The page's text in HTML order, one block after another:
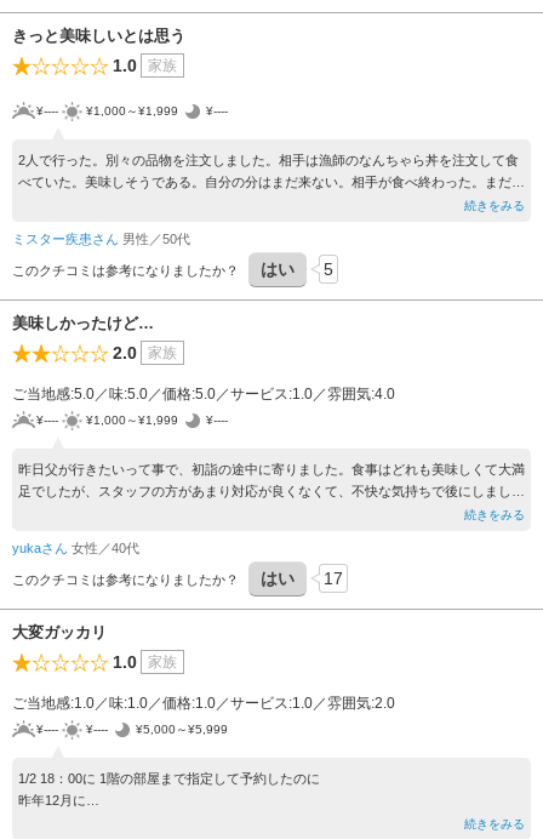
料理は美味しかったけど、鍋から次の料理までの間があきすぎて、別料金で頼んでい
いかと、メンバーに言われるくらいでした。
料理がこないから、締めにラーメンがくることになってたけど、鍋のスープがほとん
ど飲み干されたりしてました。
で、人数や状況によっては違う席になることをわかりやすくした方がいいと思いま
あと、飲み放題プランで、予約したプランにビールが入ってなかったことは、私の確
認不足なので仕方ありませんが、追い金を徴収することは、メンバーに申し訳なかっ
たので、自腹で7000円以上負担したのは、自分の責任とはいえ辛かったので、ビー
きっと美味しいとは思う
1.0 家族
¥---- ¥1,000～¥1,999 ¥----
2人で行った。別々の品物を注文しました。相手は漁師のなんちゃら丼を注文して食
べていた。美味しそうである。自分の分はまだ来ない。相手が食べ終わった。まだ来
ない。店員の女性に確認する。確認に時間がかかる。今、作っているとのこと。それ
がかかるのか?相手が食べ終わってから20分以上経過している。キャンセルして近く
のスーパーでパンを食べた。作っていると強調しなくていいから、すぐに出せ。
続きをみる
ミスター疾患さん 男性／50代
このクチコミは参考になりましたか？ はい 5
美味しかったけど…
2.0 家族
ご当地感:5.0／味:5.0／価格:5.0／サービス:1.0／雰囲気:4.0
¥---- ¥1,000～¥1,999 ¥----
昨日父が行きたいって事で、初詣の途中に寄りました。食事はどれも美味しくて大満
足でしたが、スタッフの方があまり対応が良くなくて、不快な気持ちで後にしまし
いた女性スタッフに声をかけて、パックを現金で購入しました。先に支払いをしたの
ですがいっこうにパックが届かず、先ほどの女性では無い男性のスタッフに事情を話
しパックを持ってきて頂いてパックに詰めていたら、女性のスタッフが凄い勢いで
『今男性のスタッフから注意されたんだけど、私は聞いてない！私じゃ無いですよ
ね？』て詰め寄ってこられました。明らかにその女性のスタッフに現金で支払ってい
るのを家族皆んな知ってるので、完全に忘れているからなのか、私じゃ無い！貴方達
もう行きたくありません。
続きをみる
yukaさん 女性／40代
このクチコミは参考になりましたか？ はい 17
大変ガッカリ
1.0 家族
ご当地感:1.0／味:1.0／価格:1.0／サービス:1.0／雰囲気:2.0
¥---- ¥---- ¥5,000～¥5,999
1/2 18：00に 1階の部屋まで指定して予約したのに
昨年12月に
続きをみる